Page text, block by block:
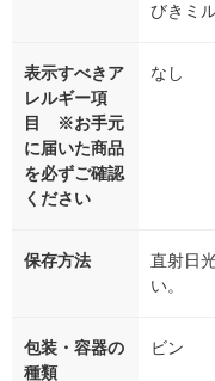
びきミ
表示すべきア
レルギー項
目 ※お手元
に届いた商品
を必ずご確認
ください
なし
保存方法
直射日
い。
包装・容器の
種類
ビン